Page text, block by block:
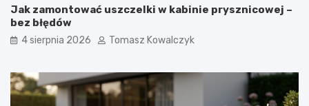
Jak zamontować uszczelki w kabinie prysznicowej –
bez błędów
4 sierpnia 2026 Tomasz Kowalczyk